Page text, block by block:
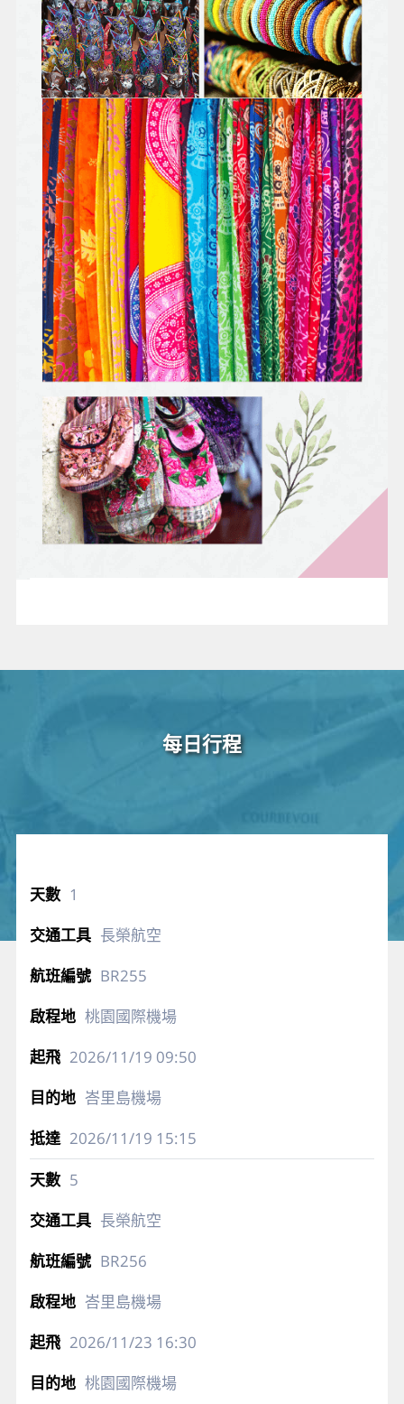
先來一
場全身
LULUR
按摩，
放鬆身
心靈同
時美容
身體，
才能用
最美的
姿態出
LULUR
就是身
質，按
摩師一
邊按
摩、搓
揉，同
每日行程
1
長榮航空
BR255
桃園國際機場
2026/11/19 09:50
峇里島機場
2026/11/19 15:15
5
長榮航空
BR256
峇里島機場
2026/11/23 16:30
桃園國際機場